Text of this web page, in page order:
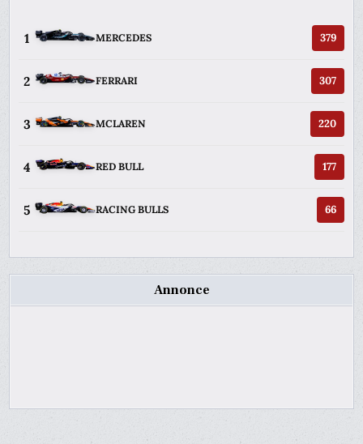
1 MERCEDES 379
2 FERRARI 307
3 MCLAREN 220
4 RED BULL 177
5 RACING BULLS 66
Annonce